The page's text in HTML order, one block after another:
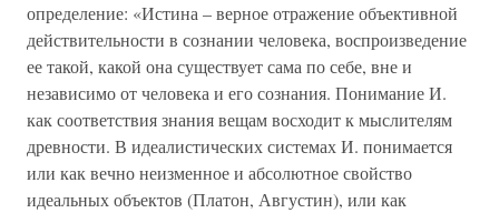
определение: «Истина – верное отражение объективной
действительности в сознании человека, воспроизведение
ее такой, какой она существует сама по себе, вне и
независимо от человека и его сознания. Понимание И.
как соответствия знания вещам восходит к мыслителям
древности. В идеалистических системах И. понимается
или как вечно неизменное и абсолютное свойство
идеальных объектов (Платон, Августин), или как